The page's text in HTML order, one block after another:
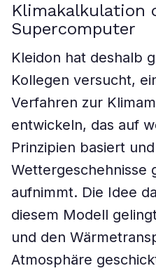
Klimakalkulation
Supercomputer
Kleidon hat deshalb
Kollegen versucht,
Verfahren zur
entwickeln, das auf
Prinzipien basiert
Wettergeschehnisse
aufnimmt. Die Idee
diesem Modell
und den
Atmosphäre